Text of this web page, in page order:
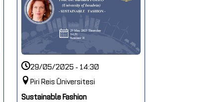
29/05/2025 - 14:30
Piri Reis Üniversitesi
Sustainable Fashion